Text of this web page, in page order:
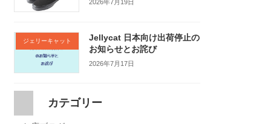
2026年7月19日
ジェリーキャット
Jellycat 日本向け出荷停止の
お知らせとお詫び
2026年7月17日
カテゴリー